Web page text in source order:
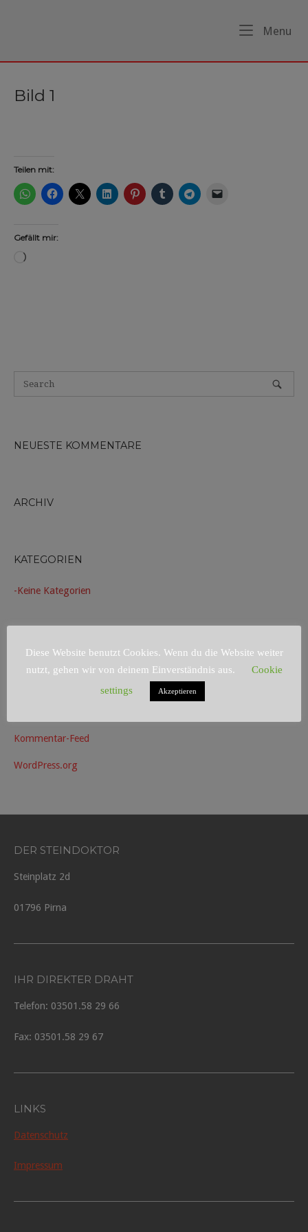
Menu
Bild 1
Teilen mit:
Gefällt mir:
Wird
NEUESTE KOMMENTARE
ARCHIV
KATEGORIEN
Keine Kategorien
META
Kommentar-Feed
WordPress.org
DER STEINDOKTOR
Steinplatz 2d
01796 Pirna
IHR DIREKTER DRAHT
Telefon: 03501.58 29 66
Fax: 03501.58 29 67
LINKS
Datenschutz
Impressum
Diese Website benutzt Cookies. Wenn du die Website weiter
nutzt, gehen wir von deinem Einverständnis aus.
Cookie
settings
Akzeptieren